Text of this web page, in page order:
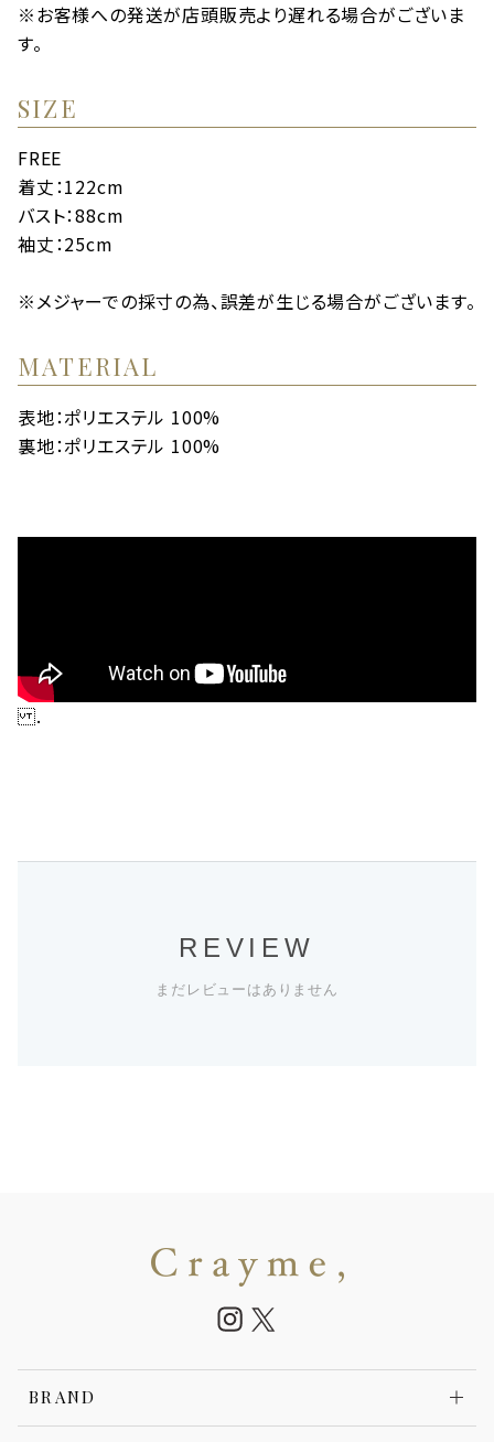
※お客様への発送が店頭販売より遅れる場合がございま
す。
SIZE
FREE
着丈：122cm
バスト：88cm
袖丈：25cm
※メジャーでの採寸の為、誤差が生じる場合がございます。
MATERIAL
表地：ポリエステル 100%
裏地：ポリエステル 100%
.
REVIEW
まだレビューはありません
BRAND